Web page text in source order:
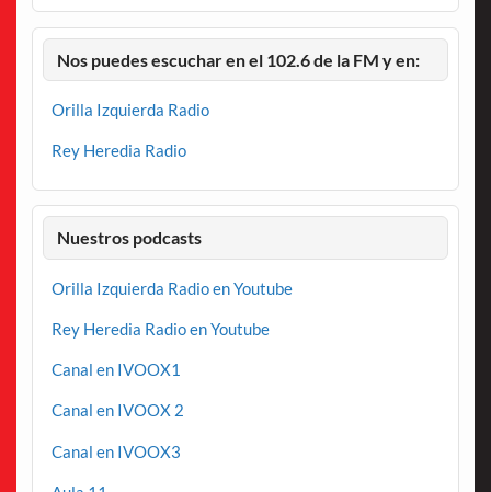
Nos puedes escuchar en el 102.6 de la FM y en:
Orilla Izquierda Radio
Rey Heredia Radio
Nuestros podcasts
Orilla Izquierda Radio en Youtube
Rey Heredia Radio en Youtube
Canal en IVOOX1
Canal en IVOOX 2
Canal en IVOOX3